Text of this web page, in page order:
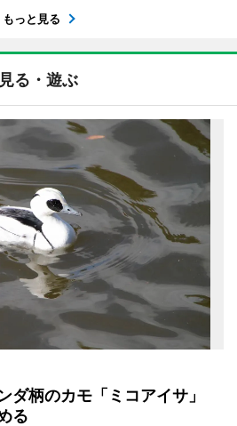
もっと見る
見る・遊ぶ
ダ柄のカモ「ミコアイサ」
る